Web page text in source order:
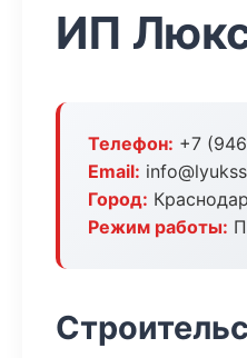
ИП
Телефон: +7
Email:
Город: Краснодар
Режим работы: